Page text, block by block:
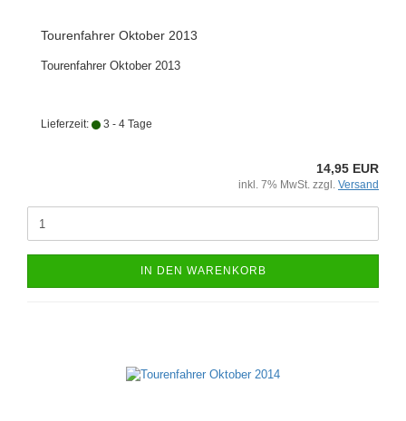
Tourenfahrer Oktober 2013
Tourenfahrer Oktober 2013
Lieferzeit: 3 - 4 Tage
14,95 EUR
inkl. 7% MwSt. zzgl. Versand
IN DEN WARENKORB